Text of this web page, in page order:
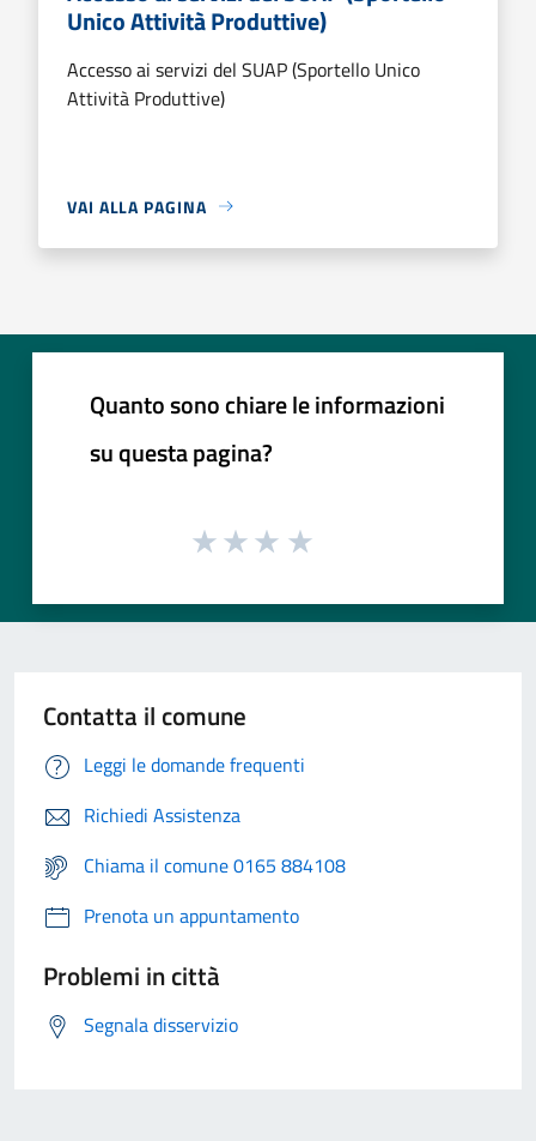
Unico Attività Produttive)
Accesso ai servizi del SUAP (Sportello Unico
Attività Produttive)
VAI ALLA PAGINA
Quanto sono chiare le informazioni
su questa pagina?
Contatta il comune
Leggi le domande frequenti
Richiedi Assistenza
Chiama il comune 0165 884108
Prenota un appuntamento
Problemi in città
Segnala disservizio